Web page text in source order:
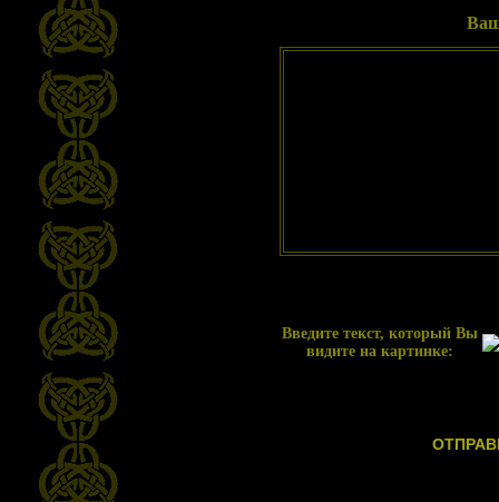
Введите текст, который Вы
видите на картинке: